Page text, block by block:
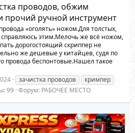
проводов, обжим
прочий ручной инструмент
«оголять» ножом.Для толстых,
этим.Мелочь же всё ножом,
дорогостоящий скриппер не
же дешевые у китайцев, судя по
провода беспонтовые.Нашел такое
зачистка проводов
кримпер
99 Форум: РАБОЧЕЕ МЕСТО